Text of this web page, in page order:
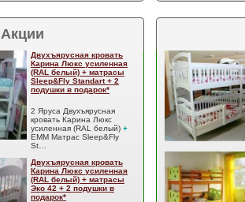
Акции
Двухъярусная кровать
Карина Люкс усиленная
(RAL белый) + матрасы
Sleep&Fly Standart + 2
подушки в подарок*
2 Яруса Двухъярусная
кровать Карина Люкс
усиленная (RAL белый) +
EMM Матрас Sleep&Fly
St…
Двухъярусная кровать
Карина Люкс усиленная
(RAL белый) + матрасы
Эко 42 + 2 подушки в
подарок*